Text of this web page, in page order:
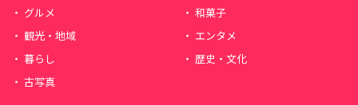
グルメ
和菓子
観光・地域
エンタメ
暮らし
歴史・文化
古写真